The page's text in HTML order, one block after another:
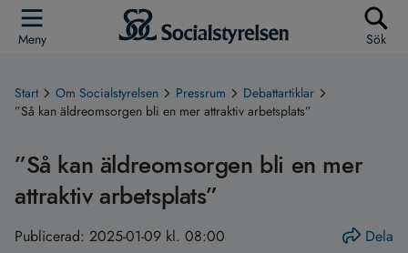
Meny Sök
Start Om Socialstyrelsen Pressrum
Debattartiklar
”Så kan äldreomsorgen bli en mer attraktiv arbetsplats”
”Så kan äldreomsorgen bli en mer
attraktiv arbetsplats”
Publicerad: 2025-01-09 kl. 08:00 Dela